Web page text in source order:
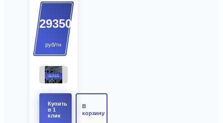
29350
руб/тн
Купить
в 1
клик
В
корзину